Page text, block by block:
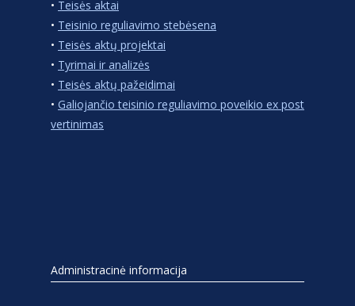
• Teisės aktai
• Teisinio reguliavimo stebėsena
• Teisės aktų projektai
• Tyrimai ir analizės
• Teisės aktų pažeidimai
• Galiojančio teisinio reguliavimo poveikio ex post
vertinimas
Administracinė informacija